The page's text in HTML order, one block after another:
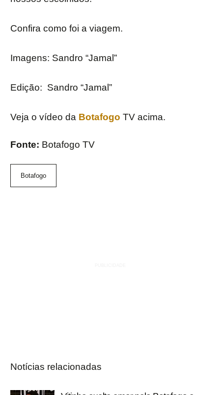
Confira como foi a viagem.
Imagens: Sandro “Jamal”
Edição: Sandro “Jamal”
Veja o vídeo da Botafogo TV acima.
Fonte: Botafogo TV
Botafogo
Notícias relacionadas